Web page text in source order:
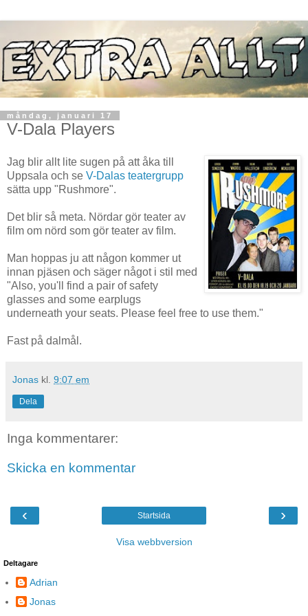
måndag, januari 17
V-Dala Players
Jag blir allt lite sugen på att åka till
Uppsala och se V-Dalas teatergrupp
sätta upp "Rushmore".
Det blir så meta. Nördar gör teater av
film om nörd som gör teater av film.
Man hoppas ju att någon kommer ut
innan pjäsen och säger något i stil med
"Also, you'll find a pair of safety
glasses and some earplugs
underneath your seats. Please feel free to use them."
Fast på dalmål.
Jonas kl. 9:07 em
Dela
Inga kommentarer:
Skicka en kommentar
‹ ›
Startsida
Visa webbversion
Deltagare
Adrian
Jonas